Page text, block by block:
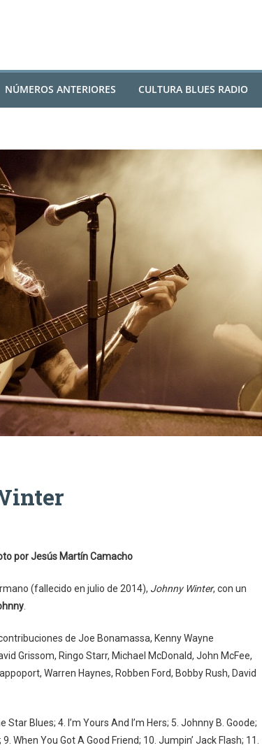
NÚMEROS ANTERIORES CULTURA BLUES RADIO
por Jesús Martín Camacho
(fallecido en julio de 2014), Johnny Winter, con un
de Joe Bonamassa, Kenny Wayne
Grissom, Ringo Starr, Michael McDonald, John McFee,
Warren Haynes, Robben Ford, Bobby Rush, David
Blues; 4. I’m Yours And I’m Hers; 5. Johnny B. Goode;
When You Got A Good Friend; 10. Jumpin’ Jack Flash; 11.